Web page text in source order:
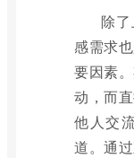
除
感需求
要因素
动，而
他人交
道。通